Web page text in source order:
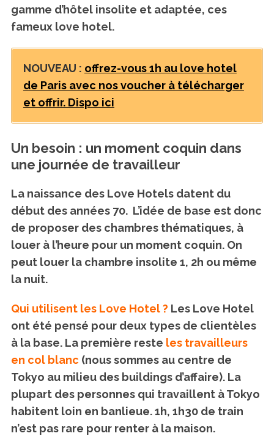
gamme d’hôtel insolite et adaptée, ces
fameux love hotel.
NOUVEAU : offrez-vous 1h au love hotel
de Paris avec nos voucher à télécharger
et offrir. Dispo ici
Un besoin : un moment coquin dans
une journée de travailleur
La naissance des Love Hotels datent du
début des années 70. L’idée de base est donc
de proposer des chambres thématiques, à
louer à l’heure pour un moment coquin. On
peut louer la chambre insolite 1, 2h ou même
la nuit.
Qui utilisent les Love Hotel ? Les Love Hotel
ont été pensé pour deux types de clientèles
à la base. La première reste les travailleurs
en col blanc (nous sommes au centre de
Tokyo au milieu des buildings d’affaire). La
plupart des personnes qui travaillent à Tokyo
habitent loin en banlieue. 1h, 1h30 de train
n’est pas rare pour renter à la maison.